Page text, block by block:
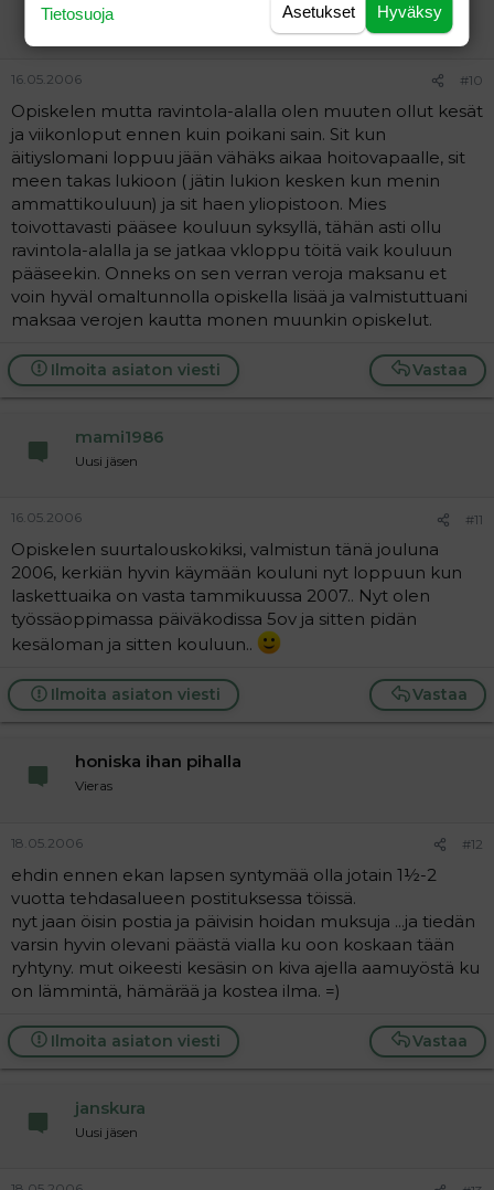
Jäsen
16.05.2006 #10
Opiskelen mutta ravintola-alalla olen muuten ollut kesät
ja viikonloput ennen kuin poikani sain. Sit kun
äitiyslomani loppuu jään vähäks aikaa hoitovapaalle, sit
meen takas lukioon ( jätin lukion kesken kun menin
ammattikouluun) ja sit haen yliopistoon. Mies
toivottavasti pääsee kouluun syksyllä, tähän asti ollu
ravintola-alalla ja se jatkaa vkloppu töitä vaik kouluun
pääseekin. Onneks on sen verran veroja maksanu et
voin hyväl omaltunnolla opiskella lisää ja valmistuttuani
maksaa verojen kautta monen muunkin opiskelut.
Vastaa
Ilmoita asiaton viesti
mami1986
Uusi jäsen
16.05.2006 #11
Opiskelen suurtalouskokiksi, valmistun tänä jouluna
2006, kerkiän hyvin käymään kouluni nyt loppuun kun
laskettuaika on vasta tammikuussa 2007.. Nyt olen
työssäoppimassa päiväkodissa 5ov ja sitten pidän
kesäloman ja sitten kouluun..
Vastaa
Ilmoita asiaton viesti
honiska ihan pihalla
Vieras
18.05.2006 #12
ehdin ennen ekan lapsen syntymää olla jotain 1½-2
vuotta tehdasalueen postituksessa töissä.
nyt jaan öisin postia ja päivisin hoidan muksuja ...ja tiedän
varsin hyvin olevani päästä vialla ku oon koskaan tään
ryhtyny. mut oikeesti kesäsin on kiva ajella aamuyöstä ku
on lämmintä, hämärää ja kostea ilma. =)
Vastaa
Ilmoita asiaton viesti
janskura
Uusi jäsen
Hyväksy
Asetukset
Tietosuoja